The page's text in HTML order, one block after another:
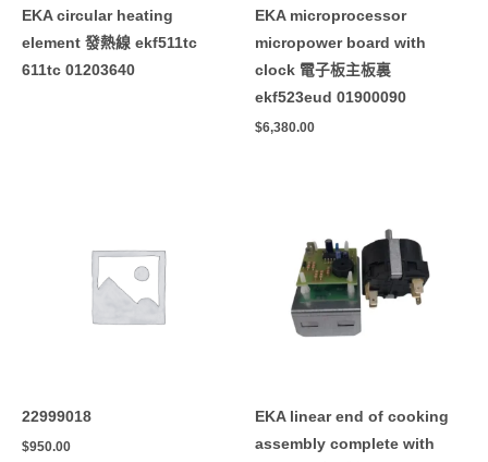
EKA circular heating
element 發熱線 ekf511tc
611tc 01203640
EKA microprocessor
micropower board with
clock 電子板主板裏
ekf523eud 01900090
$6,380.00
22999018
$950.00
EKA linear end of cooking
assembly complete with